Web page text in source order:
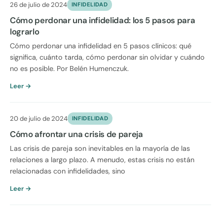
26 de julio de 2024 INFIDELIDAD
Cómo perdonar una infidelidad: los 5 pasos para
lograrlo
Cómo perdonar una infidelidad en 5 pasos clínicos: qué
significa, cuánto tarda, cómo perdonar sin olvidar y cuándo
no es posible. Por Belén Humenczuk.
Leer →
20 de julio de 2024 INFIDELIDAD
Cómo afrontar una crisis de pareja
Las crisis de pareja son inevitables en la mayoría de las
relaciones a largo plazo. A menudo, estas crisis no están
relacionadas con infidelidades, sino
Leer →